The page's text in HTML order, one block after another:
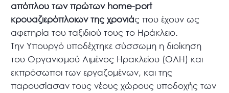
απόπλου των πρώτων home-port
κρουαζιερόπλοιων της χρονιάς που έχουν ως
αφετηρία του ταξιδιού τους το Ηράκλειο.
Την Υπουργό υποδέχτηκε σύσσωμη η διοίκηση
του Οργανισμού Λιμένος Ηρακλείου (ΟΛΗ) και
εκπρόσωποι των εργαζομένων, και της
παρουσίασαν τους νέους χώρους υποδοχής των